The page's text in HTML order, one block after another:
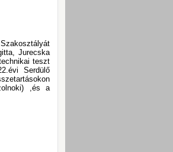
Jurecska
teszt
Serdülő
,és a